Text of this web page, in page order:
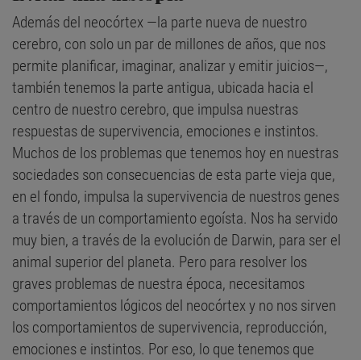
Además del neocórtex —la parte nueva de nuestro
cerebro, con solo un par de millones de años, que nos
permite planificar, imaginar, analizar y emitir juicios—,
también tenemos la parte antigua, ubicada hacia el
centro de nuestro cerebro, que impulsa nuestras
respuestas de supervivencia, emociones e instintos.
Muchos de los problemas que tenemos hoy en nuestras
sociedades son consecuencias de esta parte vieja que,
en el fondo, impulsa la supervivencia de nuestros genes
a través de un comportamiento egoísta. Nos ha servido
muy bien, a través de la evolución de Darwin, para ser el
animal superior del planeta. Pero para resolver los
graves problemas de nuestra época, necesitamos
comportamientos lógicos del neocórtex y no nos sirven
los comportamientos de supervivencia, reproducción,
emociones e instintos. Por eso, lo que tenemos que